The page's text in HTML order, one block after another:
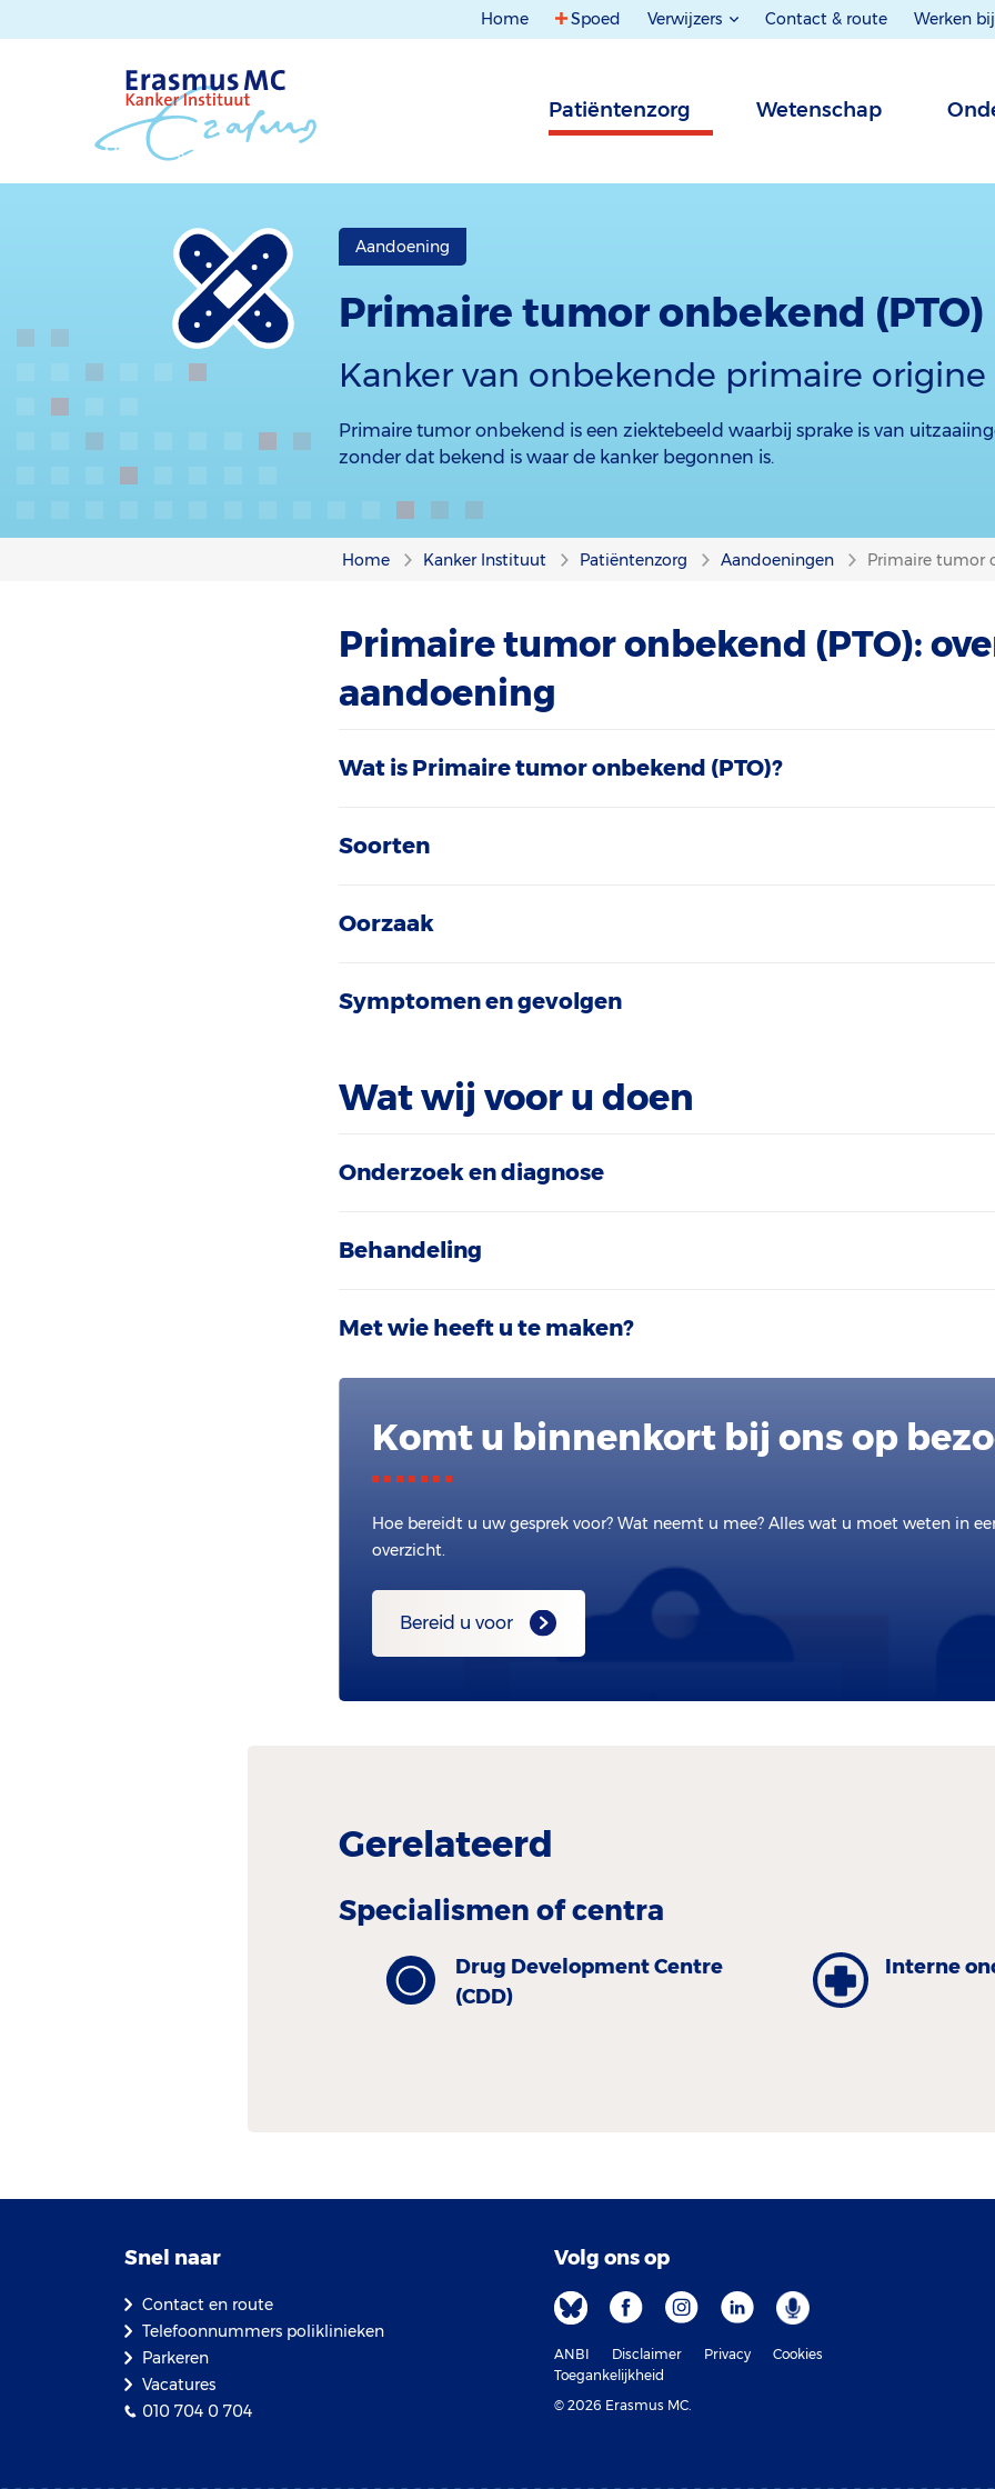
Home Spoed Verwijzers Contact & route Werken bij
Patiëntenzorg Wetenschap
Aandoening
Primaire tumor onbekend (PTO)
Kanker van onbekende primaire origine
Primaire tumor onbekend is een ziektebeeld waarbij sprake is van
zonder dat bekend is waar de kanker begonnen is.
Home Kanker Instituut Patiëntenzorg Aandoeningen Primaire tumor
Primaire tumor onbekend (PTO):
aandoening
Wat is Primaire tumor onbekend (PTO)?
Soorten
Oorzaak
Symptomen en gevolgen
Wat wij voor u doen
Onderzoek en diagnose
Behandeling
Met wie heeft u te maken?
Komt u binnenkort bij ons op
Hoe bereidt u uw gesprek voor? Wat neemt u mee? Alles wat u moet weten in
overzicht.
Bereid u voor
Gerelateerd
Specialismen of centra
Drug Development Centre
(CDD)
Interne
Snel naar
Contact en route
Telefoonnummers poliklinieken
Parkeren
Vacatures
010 704 0 704
Volg ons op
ANBI Disclaimer Privacy
Cookies
Toegankelijkheid
© 2026 Erasmus MC.